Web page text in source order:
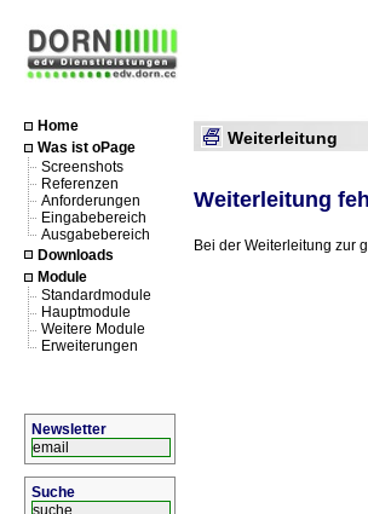
Weiterleitung
Weiterleitung
Bei der Weiterleitung zur
Home
Was ist oPage
Screenshots
Referenzen
Anforderungen
Eingabebereich
Ausgabebereich
Downloads
Module
Standardmodule
Hauptmodule
Weitere Module
Erweiterungen
Newsletter
Suche